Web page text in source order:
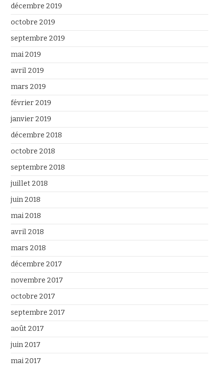
décembre 2019
octobre 2019
septembre 2019
mai 2019
avril 2019
mars 2019
février 2019
janvier 2019
décembre 2018
octobre 2018
septembre 2018
juillet 2018
juin 2018
mai 2018
avril 2018
mars 2018
décembre 2017
novembre 2017
octobre 2017
septembre 2017
août 2017
juin 2017
mai 2017